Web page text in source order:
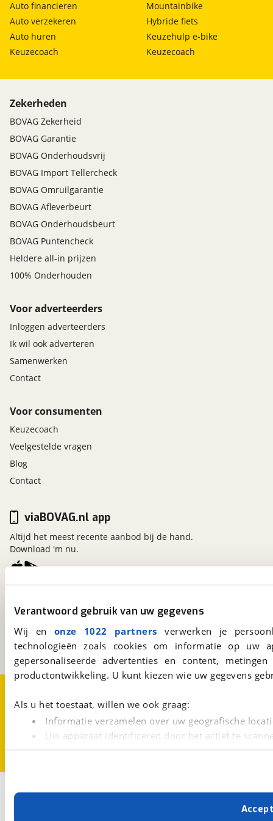
Verantwoord gebruik van uw gegevens
Wij en onze 1022 partners verwerken je
technologieën zoals cookies om informatie op
gepersonaliseerde advertenties en content,
productontwikkeling. U kunt kiezen wie uw gegevens
Als u het toestaat, willen we ook graag:
Informatie verzamelen over uw geografische
Uw apparaat identificeren door het actief te
Lees meer over hoe uw persoonlijke gegevens worden
Met cookies en vergelijkbare technieken zorgen we
cookies zorgen ervoor dat de website goed werkt.
Auto financieren
Auto verzekeren
Auto huren
Keuzecoach
Mountainbike
Hybride fiets
Keuzehulp e-bike
Keuzecoach
Zekerheden
BOVAG Zekerheid
BOVAG Garantie
BOVAG Onderhoudsvrij
BOVAG Import Tellercheck
BOVAG Omruilgarantie
BOVAG Afleverbeurt
BOVAG Onderhoudsbeurt
BOVAG Puntencheck
Heldere all-in prijzen
100% Onderhouden
Voor adverteerders
Inloggen adverteerders
Ik wil ook adverteren
Samenwerken
Contact
Voor consumenten
Keuzecoach
Veelgestelde vragen
Blog
Contact
Kosterijland15
Een initiatief van
BOVAG
viaBOVAG.nl app
Altijd het meest recente aanbod bij de hand.
Download 'm nu.
Cookievoorkeuren
Vacatures